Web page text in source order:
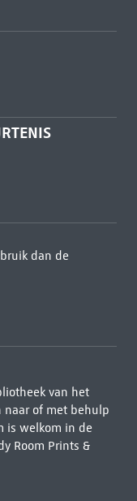
dan de
van het
naar of met behulp
is welkom in de
Room Prints &